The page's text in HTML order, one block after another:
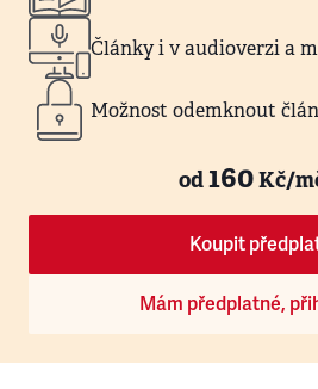
Články i v audioverzi a
Možnost odemknout
od160Kč/
Koupit
Mám předplatné,